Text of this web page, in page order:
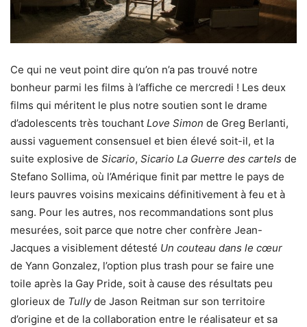
Ce qui ne veut point dire qu’on n’a pas trouvé notre
bonheur parmi les films à l’affiche ce mercredi ! Les deux
films qui méritent le plus notre soutien sont le drame
d’adolescents très touchant Love Simon de Greg Berlanti,
aussi vaguement consensuel et bien élevé soit-il, et la
suite explosive de Sicario, Sicario La Guerre des cartels de
Stefano Sollima, où l’Amérique finit par mettre le pays de
leurs pauvres voisins mexicains définitivement à feu et à
sang. Pour les autres, nos recommandations sont plus
mesurées, soit parce que notre cher confrère Jean-
Jacques a visiblement détesté Un couteau dans le cœur
de Yann Gonzalez, l’option plus trash pour se faire une
toile après la Gay Pride, soit à cause des résultats peu
glorieux de Tullyde Jason Reitman sur son territoire
d’origine et de la collaboration entre le réalisateur et sa